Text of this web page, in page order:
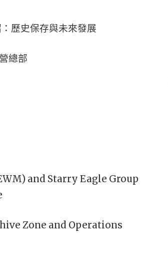
歷史保存與未來發展
總部
and Starry Eagle Group
Zone and Operations